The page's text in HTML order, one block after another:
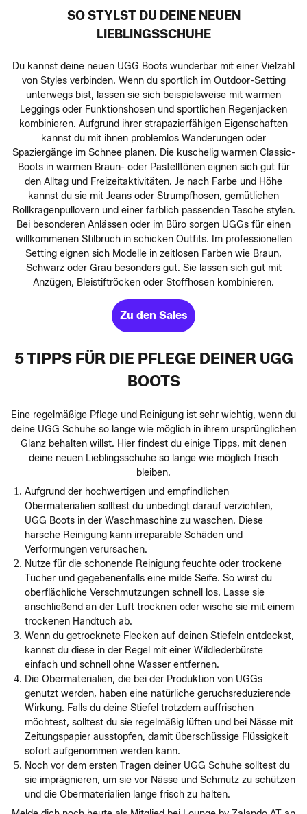
SO STYLST DU DEINE NEUEN
LIEBLINGSSCHUHE
Du kannst deine neuen UGG Boots wunderbar mit einer Vielzahl
von Styles verbinden. Wenn du sportlich im Outdoor-Setting
unterwegs bist, lassen sie sich beispielsweise mit warmen
Leggings oder Funktionshosen und sportlichen Regenjacken
kombinieren. Aufgrund ihrer strapazierfähigen Eigenschaften
kannst du mit ihnen problemlos Wanderungen oder
Spaziergänge im Schnee planen. Die kuschelig warmen Classic-
Boots in warmen Braun- oder Pastelltönen eignen sich gut für
den Alltag und Freizeitaktivitäten. Je nach Farbe und Höhe
kannst du sie mit Jeans oder Strumpfhosen, gemütlichen
Rollkragenpullovern und einer farblich passenden Tasche stylen.
Bei besonderen Anlässen oder im Büro sorgen UGGs für einen
willkommenen Stilbruch in schicken Outfits. Im professionellen
Setting eignen sich Modelle in zeitlosen Farben wie Braun,
Schwarz oder Grau besonders gut. Sie lassen sich gut mit
Anzügen, Bleistiftröcken oder Stoffhosen kombinieren.
Zu den Sales
5 TIPPS FÜR DIE PFLEGE DEINER UGG
BOOTS
Eine regelmäßige Pflege und Reinigung ist sehr wichtig, wenn du
deine UGG Schuhe so lange wie möglich in ihrem ursprünglichen
Glanz behalten willst. Hier findest du einige Tipps, mit denen
deine neuen Lieblingsschuhe so lange wie möglich frisch
bleiben.
Aufgrund der hochwertigen und empfindlichen
Obermaterialien solltest du unbedingt darauf verzichten,
UGG Boots in der Waschmaschine zu waschen. Diese
harsche Reinigung kann irreparable Schäden und
Verformungen verursachen.
Nutze für die schonende Reinigung feuchte oder trockene
Tücher und gegebenenfalls eine milde Seife. So wirst du
oberflächliche Verschmutzungen schnell los. Lasse sie
anschließend an der Luft trocknen oder wische sie mit einem
trockenen Handtuch ab.
Wenn du getrocknete Flecken auf deinen Stiefeln entdeckst,
kannst du diese in der Regel mit einer Wildlederbürste
einfach und schnell ohne Wasser entfernen.
Die Obermaterialien, die bei der Produktion von UGGs
genutzt werden, haben eine natürliche geruchsreduzierende
Wirkung. Falls du deine Stiefel trotzdem auffrischen
möchtest, solltest du sie regelmäßig lüften und bei Nässe mit
Zeitungspapier ausstopfen, damit überschüssige Flüssigkeit
sofort aufgenommen werden kann.
Noch vor dem ersten Tragen deiner UGG Schuhe solltest du
sie imprägnieren, um sie vor Nässe und Schmutz zu schützen
und die Obermaterialien lange frisch zu halten.